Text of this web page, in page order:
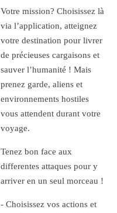
Votre mission? Choisissez là
via l’application, atteignez
votre destination pour livrer
de précieuses cargaisons et
sauver l’humanité ! Mais
prenez garde, aliens et
environnements hostiles
vous attendent durant votre
voyage.
Tenez bon face aux
differentes attaques pour y
arriver en un seul morceau !
- Choisissez vos actions et